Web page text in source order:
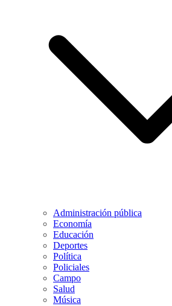
Administración pública
Economía
Educación
Deportes
Política
Policiales
Campo
Salud
Música